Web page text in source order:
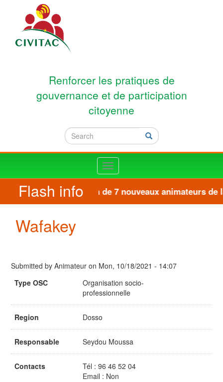
Skip to main content
Renforcer les pratiques de
gouvernance et de participation
citoyenne
Search Search
Toggle
navigation
Flash infoFormation de 7 nouveaux animateurs de
Wafakey
Submitted by Animateur on Mon, 10/18/2021 - 14:07
Type OSC
Organisation socio-
professionnelle
Region Dosso
Responsable Seydou Moussa
Contacts
Tél : 96 46 52 04
Email : Non